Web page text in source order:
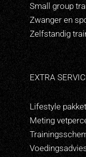
Small group
Zwanger en
Zelfstandig
EXTRA
Lifestyle pakket
Meting